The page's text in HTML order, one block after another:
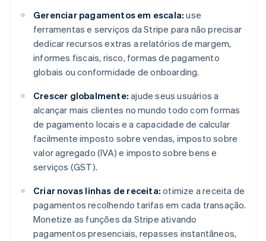
Gerenciar pagamentos em escala: use
ferramentas e serviços da Stripe para não precisar
dedicar recursos extras a relatórios de margem,
informes fiscais, risco, formas de pagamento
globais ou conformidade de onboarding.
Crescer globalmente: ajude seus usuários a
alcançar mais clientes no mundo todo com formas
de pagamento locais e a capacidade de calcular
facilmente imposto sobre vendas, imposto sobre
valor agregado (IVA) e imposto sobre bens e
serviços (GST).
Criar novas linhas de receita: otimize a receita de
pagamentos recolhendo tarifas em cada transação.
Monetize as funções da Stripe ativando
pagamentos presenciais, repasses instantâneos,